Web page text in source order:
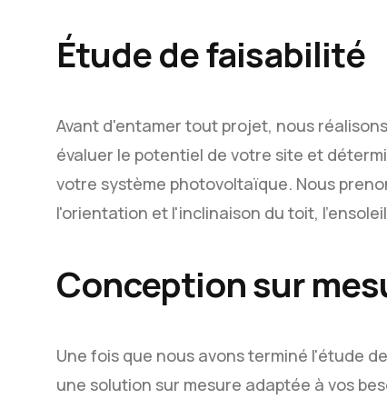
Étude de faisabilité
Avant d'entamer tout projet, nous
évaluer le potentiel de votre site et
votre système photovoltaïque. Nous
l'orientation et l'inclinaison du toit,
Conception sur
Une fois que nous avons terminé l'étude
une solution sur mesure adaptée à vos